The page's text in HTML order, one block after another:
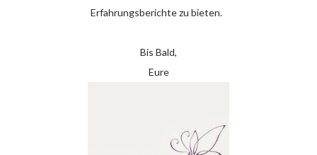
Erfahrungsberichte zu bieten.
Bis Bald,
Eure